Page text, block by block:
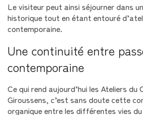
Le visiteur peut ainsi séjourner dans
historique tout en étant entouré
contemporaine.
Une continuité entre
contemporaine
Ce qui rend aujourd’hui les Ateliers du
Giroussens, c’est sans doute cette
organique entre les différentes vies du